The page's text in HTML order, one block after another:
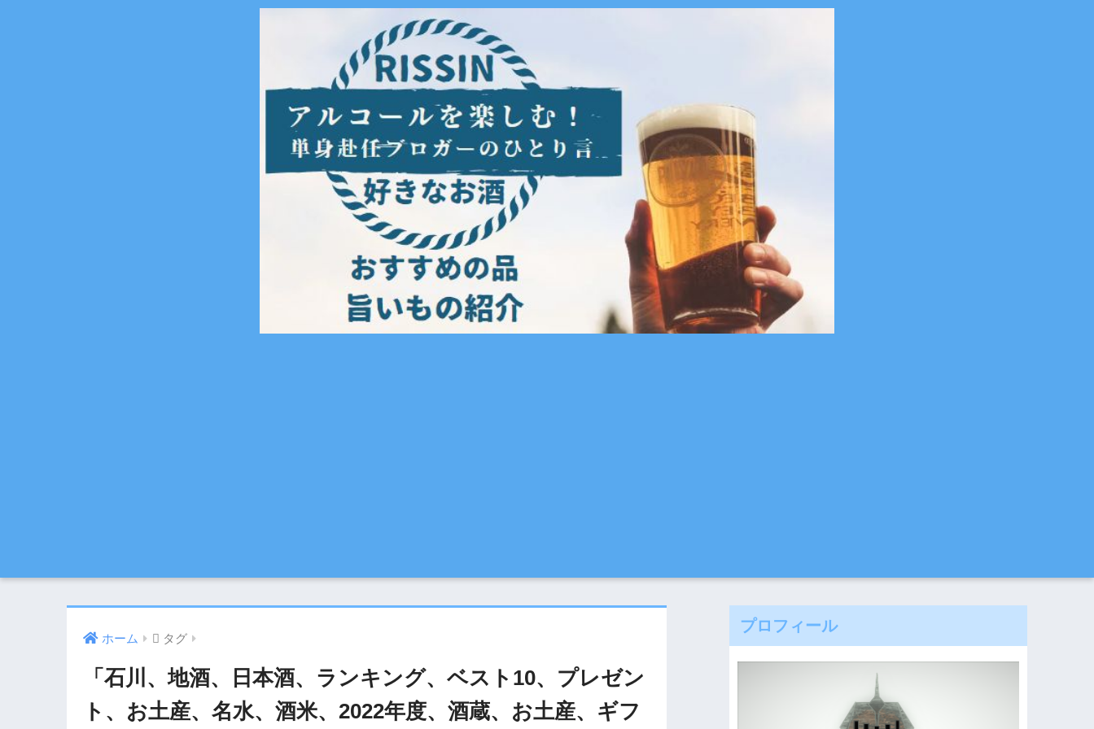
ホーム タグ
「石川、地酒、日本酒、ランキング、ベスト10、プレゼン
ト、お土産、名水、酒米、2022年度、酒蔵、お土産、ギフ
プロフィール